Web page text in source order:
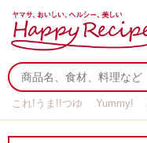
これ!うま!!つゆ Yummy!